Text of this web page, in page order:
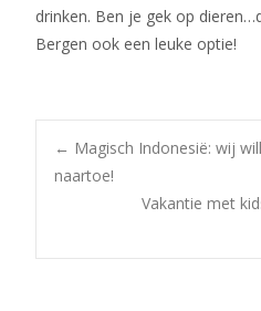
drinken. Ben je gek op
Bergen ook een leuke optie!
Bericht
← Magisch Indonesië: wij
naartoe!
Vakantie met